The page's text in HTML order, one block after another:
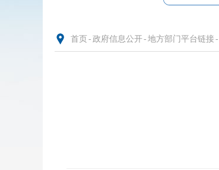
首页 - 政府信息公开- 地方部门平台链接-